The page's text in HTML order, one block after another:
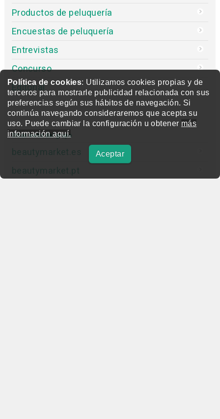
Política de cookies: Utilizamos cookies propias y de
terceros para mostrarle publicidad relacionada con sus
preferencias según sus hábitos de navegación. Si
continúa navegando consideraremos que acepta su
uso. Puede cambiar la configuración u obtener más
información aquí.
Aceptar
Productos de peluquería
Encuestas de peluquería
Entrevistas
Concurso
Editorial
Otras webs del grupo
beautymarket.es
beautymarket.pt